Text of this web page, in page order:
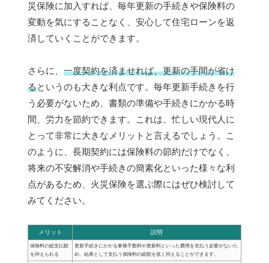
災保険に加入すれば、毎年更新の手続きや保険料の
変動を気にすることなく、安心して住宅ローンを返
済していくことができます。
さらに、 一度契約を済ませれば、更新の手間が省け
るというのも大きな利点です。毎年更新手続きを行
う必要がないため、書類の準備や手続きにかかる時
間、労力を節約できます。これは、忙しい現代人に
とって非常に大きなメリットと言えるでしょう。こ
のように、長期契約には保険料の節約だけでなく、
将来の不安解消や手続きの簡素化といった様々な利
点があるため、火災保険を選ぶ際にはぜひ検討して
みてください。
メリット 説明
保険料の総支払額
を抑えられる
更新手続きにかかる事務手数料や更新料といった費用を支払う必要がないた
め、結果として支払う保険料の総額を低く抑えることができます。